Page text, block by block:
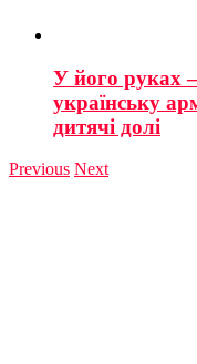
У його руках –
українську
дитячі долі
Previous Next